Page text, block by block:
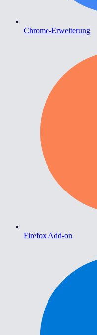
Chrome-Erweiterung
Firefox Add-on